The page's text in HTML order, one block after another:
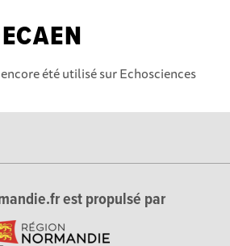
été utilisé sur Echosciences
est propulsé par